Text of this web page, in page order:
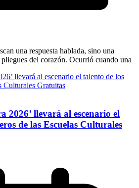
una respuesta hablada, sino una
del corazón. Ocurrió cuando una
2026’ llevará al escenario el
de las Escuelas Culturales